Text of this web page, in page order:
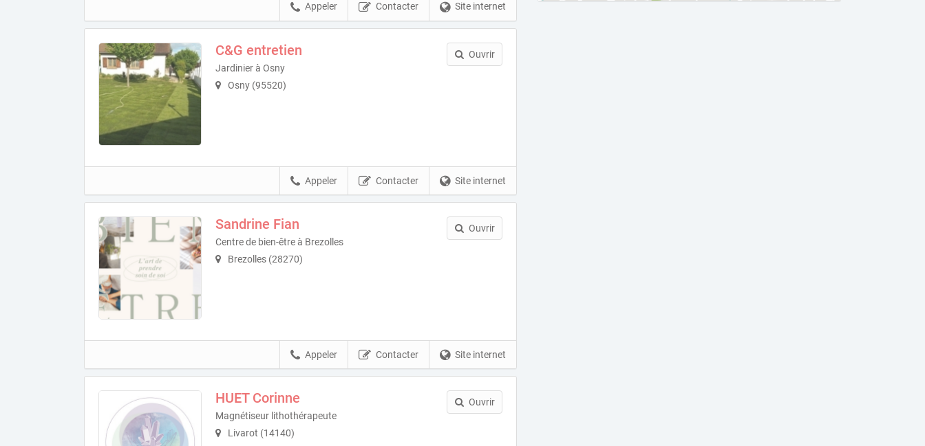
Site internet
Contacter
Appeler
C&G entretien
Jardinier à Osny
Osny (95520)
Ouvrir
Site internet
Contacter
Appeler
Sandrine Fian
Centre de bien-être à Brezolles
Brezolles (28270)
Ouvrir
Site internet
Contacter
Appeler
HUET Corinne
Magnétiseur lithothérapeute
Livarot (14140)
Ouvrir